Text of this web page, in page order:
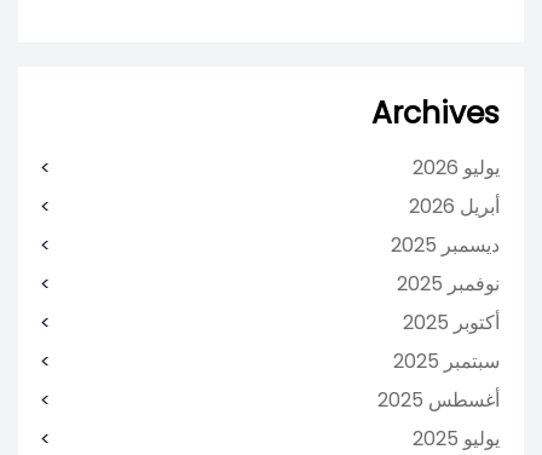
Archives
يوليو 2026
أبريل 2026
ديسمبر 2025
نوفمبر 2025
أكتوبر 2025
سبتمبر 2025
أغسطس 2025
يوليو 2025